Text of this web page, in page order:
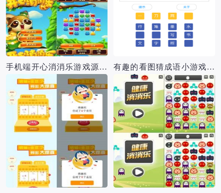
手机端开心消消乐游戏源码 有趣的看图猜成语小游戏源码